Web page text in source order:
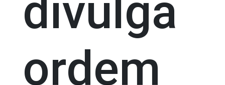
divulga
ordem